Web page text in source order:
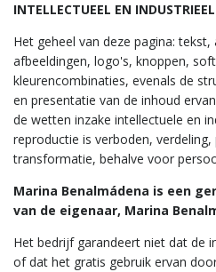
INTELLECTUEEL EN
Het geheel van deze pagina:
afbeeldingen, logo's, knoppen,
kleurencombinaties, evenals de
en presentatie van de inhoud
de wetten inzake intellectuele en
reproductie is verboden,
transformatie, behalve voor
Marina Benalmádena is een
van de eigenaar, Marina
Het bedrijf garandeert niet dat de
of dat het gratis gebruik ervan